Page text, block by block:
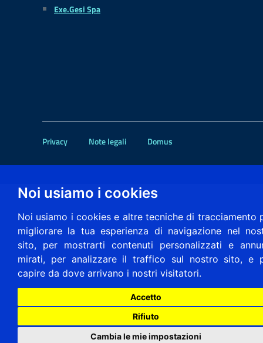
Noi usiamo i cookies
Noi usiamo i cookies e altre tecniche di tracciamento
migliorare la tua esperienza di navigazione nel
sito, per mostrarti contenuti personalizzati e
mirati, per analizzare il traffico sul nostro sito, e
capire da dove arrivano i nostri visitatori.
Accetto
Rifiuto
Cambia le mie impostazioni
Exe.Gesi Spa
Privacy Note legali Domus